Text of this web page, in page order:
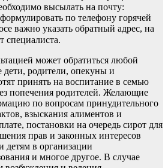
высылать на почту:
по телефону горячей
важно указать обратный адрес, на
специалиста. ⠀
может обратиться любой
дети, родители, опекуны и
принять на воспитание в семью
попечения родителей. Желающие
по вопросам принудительного
взыскания алиментов и
постановки на очередь сирот для
прав и законных интересов
детям в организации
и многое другое. В случае